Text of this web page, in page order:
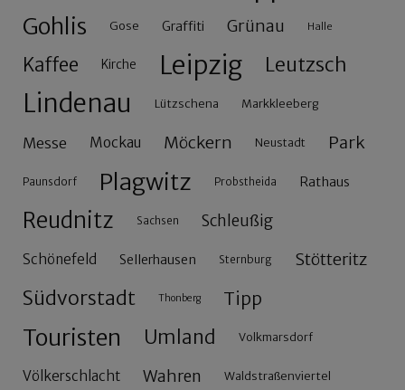
Gohlis Gose Graffiti Grünau Halle
Kaffee Kirche Leipzig Leutzsch
Lindenau Lützschena Markkleeberg
Messe Mockau Möckern Neustadt Park
Paunsdorf Plagwitz Probstheida Rathaus
Reudnitz Sachsen Schleußig
Schönefeld Sellerhausen Sternburg Stötteritz
Südvorstadt Thonberg Tipp
Touristen Umland Volkmarsdorf
Völkerschlacht Wahren Waldstraßenviertel